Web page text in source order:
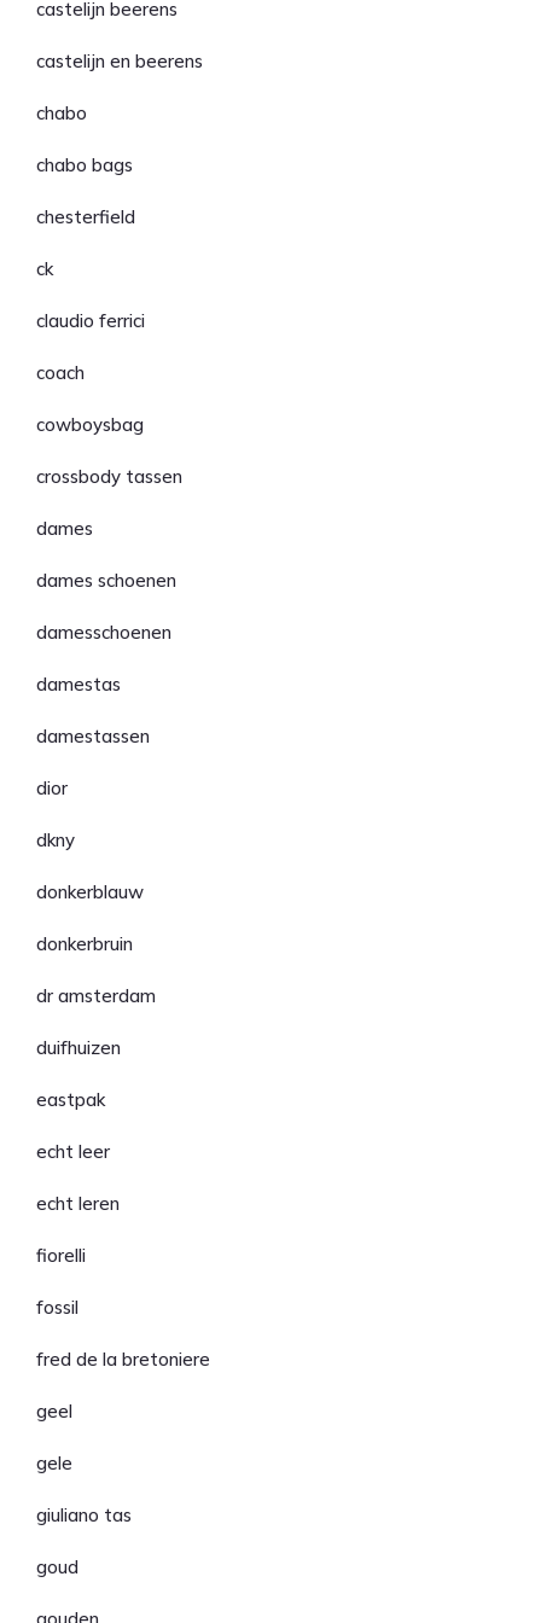
castelijn beerens
castelijn en beerens
chabo
chabo bags
chesterfield
ck
claudio ferrici
coach
cowboysbag
crossbody tassen
dames
dames schoenen
damesschoenen
damestas
damestassen
dior
dkny
donkerblauw
donkerbruin
dr amsterdam
duifhuizen
eastpak
echt leer
echt leren
fiorelli
fossil
fred de la bretoniere
geel
gele
giuliano tas
goud